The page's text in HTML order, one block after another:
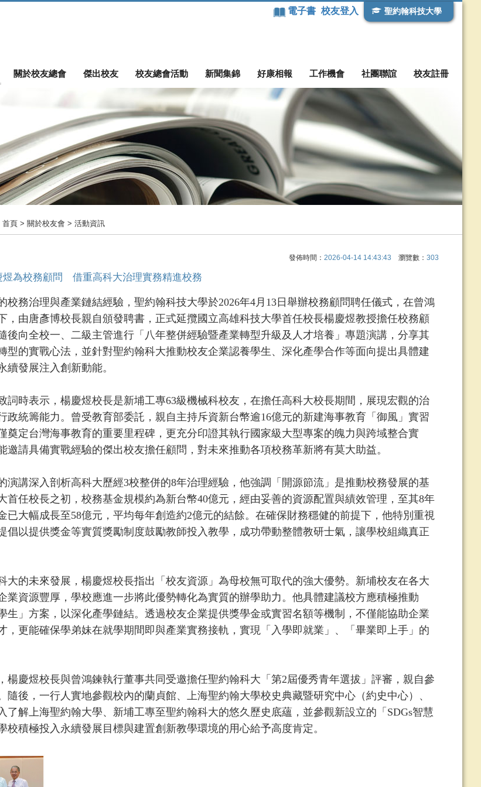
電子書 校友登入 聖約翰科技大學
關於校友總會 傑出校友 校友總會活動 新聞集錦 好康相報 工作機會 社團聯誼 校友註冊
首頁 > 關於校友會 > 活動資訊
發佈時間： 2026-04-14 14:43:43 瀏覽數： 303
煜為校務顧問 借重高科大治理實務精進校務
務治理與產業鏈結經驗，聖約翰科技大學於2026年4月13日舉辦校務顧問聘任儀式，在曾鴻
，由唐彥博校長親自頒發聘書，正式延攬國立高雄科技大學首任校長楊慶煜教授擔任校務顧
後向全校一、二級主管進行「八年整併經驗暨產業轉型升級及人才培養」專題演講，分享其
型的實戰心法，並針對聖約翰科大推動校友企業認養學生、深化產學合作等面向提出具體建
續發展注入創新動能。
時表示，楊慶煜校長是新埔工專63級機械科校友，在擔任高科大校長期間，展現宏觀的治
政統籌能力。曾受教育部委託，親自主持斥資新台幣逾16億元的新建海事教育「御風」實習
奠定台灣海事教育的重要里程碑，更充分印證其執行國家級大型專案的魄力與跨域整合實
邀請具備實戰經驗的傑出校友擔任顧問，對未來推動各項校務革新將有莫大助益。
講深入剖析高科大歷經3校整併的8年治理經驗，他強調「開源節流」是推動校務發展的基
首任校長之初，校務基金規模約為新台幣40億元，經由妥善的資源配置與績效管理，至其8年
已大幅成長至58億元，平均每年創造約2億元的結餘。在確保財務穩健的前提下，他特別重視
倡以提供獎金等實質獎勵制度鼓勵教師投入教學，成功帶動整體教研士氣，讓學校組織真正
的未來發展，楊慶煜校長指出「校友資源」為母校無可取代的強大優勢。新埔校友在各大
業資源豐厚，學校應進一步將此優勢轉化為實質的辦學助力。他具體建議校方應積極推動
生」方案，以深化產學鏈結。透過校友企業提供獎學金或實習名額等機制，不僅能協助企業
，更能確保學弟妹在就學期間即與產業實務接軌，實現「入學即就業」、「畢業即上手」的
慶煜校長與曾鴻鍊執行董事共同受邀擔任聖約翰科大「第2屆優秀青年選拔」評審，親自參
隨後，一行人實地參觀校內的蘭貞館、上海聖約翰大學校史典藏暨研究中心（約史中心）、
了解上海聖約翰大學、新埔工專至聖約翰科大的悠久歷史底蘊，並參觀新設立的「SDGs智慧
校積極投入永續發展目標與建置創新教學環境的用心給予高度肯定。